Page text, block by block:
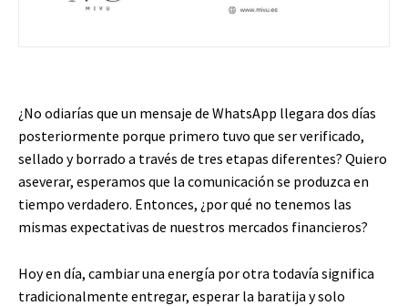
¿No odiarías que un mensaje de WhatsApp llegara dos días
posteriormente porque primero tuvo que ser verificado,
sellado y borrado a través de tres etapas diferentes? Quiero
aseverar, esperamos que la comunicación se produzca en
tiempo verdadero. Entonces, ¿por qué no tenemos las
mismas expectativas de nuestros mercados financieros?
Hoy en día, cambiar una energía por otra todavía significa
tradicionalmente entregar, esperar la baratija y solo